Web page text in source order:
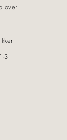
over
3